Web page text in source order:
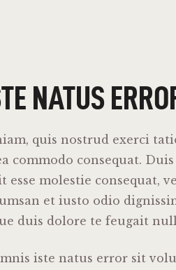
NATUS
quis nostrud exerci
commodo consequat.
molestie consequat,
et iusto odio
duis dolore te feugait
iste natus error sit